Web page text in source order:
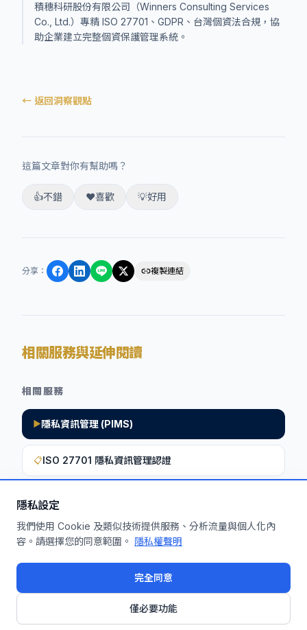
隱私設定
我們使用 Cookie 及類似技術提供服務、分析流量與個人化內
容。請選擇您的同意範圍。 隱私權聲明
完全同意
僅必要功能
積穗科研股份有限公司（Winners Consulting Services
Co., Ltd.）專精 ISO 27701、GDPR、台灣個資法合規，協
助企業建立完整個資保護管理系統。
← 返回洞察觀點
這篇文章對你有幫助嗎？
👍不錯 ❤️喜歡 💡好用
分享 ： 複製連結
相關服務與延伸閱讀
相關服務
▶隱私資訊管理 (PIMS)
📋ISO 27701 隱私資訊管理認證
想深入了解如何將此洞察應用於您的企
業？
申請免費機制診斷